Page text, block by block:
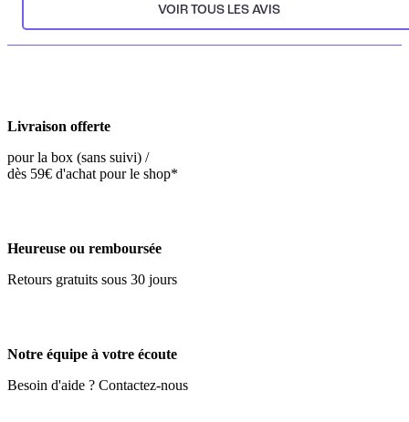
VOIR TOUS LES AVIS
Livraison offerte
pour la box (sans suivi) /
dès 59€ d'achat pour le shop*
Heureuse ou remboursée
Retours gratuits sous 30 jours
Notre équipe à votre écoute
Besoin d'aide ? Contactez-nous